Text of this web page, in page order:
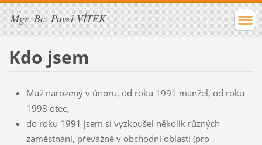
Mgr. Bc. Pavel VÍTEK
Kdo jsem
Muž narozený v únoru, od roku 1991 manžel, od roku
1998 otec,
do roku 1991 jsem si vyzkoušel několik různých
zaměstnání, převážně v obchodní oblasti (pro